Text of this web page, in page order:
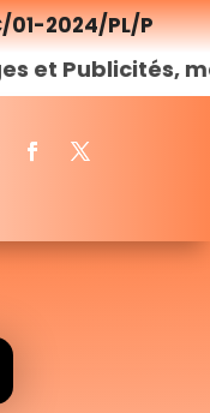
01-2024/PL/P
merci de